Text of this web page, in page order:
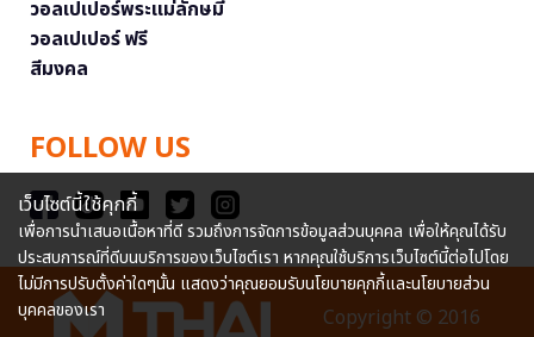
วอลเปเปอร์พระแม่ลักษมี
วอลเปเปอร์ ฟรี
สีมงคล
FOLLOW US
Copyright © 2016
เว็บไซต์นี้ใช้คุกกี้
เพื่อการนำเสนอเนื้อหาที่ดี รวมถึงการจัดการข้อมูลส่วนบุคคล เพื่อให้คุณได้รับ
ประสบการณ์ที่ดีบนบริการของเว็บไซต์เรา หากคุณใช้บริการเว็บไซต์นี้ต่อไปโดย
ไม่มีการปรับตั้งค่าใดๆนั้น แสดงว่าคุณยอมรับนโยบายคุกกี้และนโยบายส่วน
บุคคลของเรา